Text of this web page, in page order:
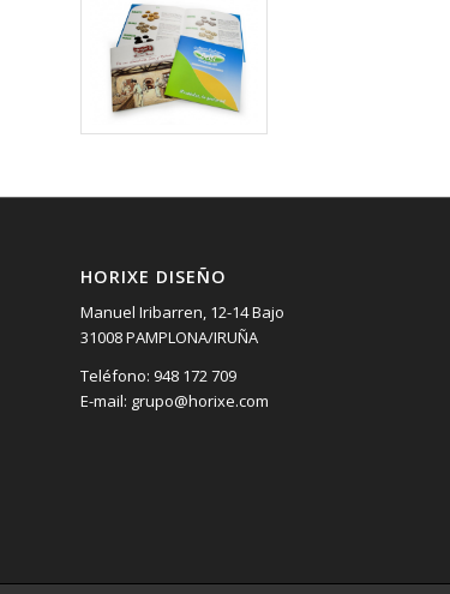
HORIXE DISEÑO
Manuel Iribarren, 12-14 Bajo
31008 PAMPLONA/IRUÑA
Teléfono: 948 172 709
E-mail: grupo@horixe.com